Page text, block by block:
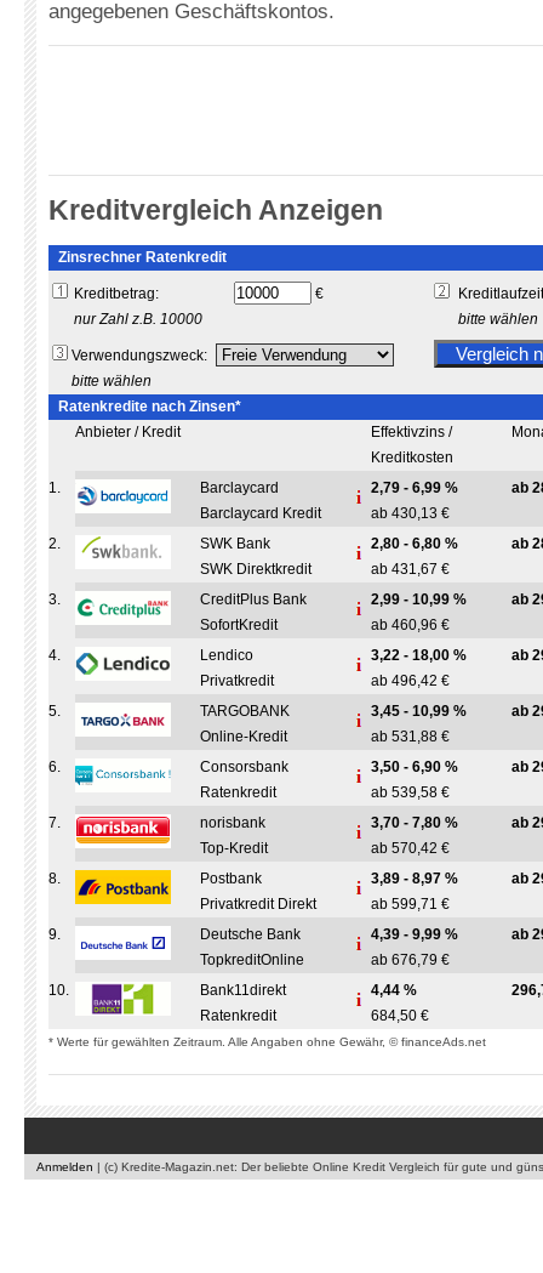
angegebenen Geschäftskontos.
Kreditvergleich Anzeigen
Zinsrechner Ratenkredit
Kreditbetrag:
nur Zahl z.B. 10000
€
bitte wählen
Verwendungszweck:
bitte wählen
Ratenkredite nach Zinsen*
Anbieter / Kredit
Effektivzins /
Kreditkosten
1.
Barclaycard
Barclaycard Kredit
2,79 - 6,99 %
ab 430,13 €
ab
2.
SWK Bank
SWK Direktkredit
2,80 - 6,80 %
ab 431,67 €
ab
3.
CreditPlus Bank
SofortKredit
2,99 - 10,99 %
ab 460,96 €
ab
4.
Lendico
Privatkredit
3,22 - 18,00 %
ab 496,42 €
ab
5.
TARGOBANK
Online-Kredit
3,45 - 10,99 %
ab 531,88 €
ab
6.
Consorsbank
Ratenkredit
3,50 - 6,90 %
ab 539,58 €
ab
7.
norisbank
Top-Kredit
3,70 - 7,80 %
ab 570,42 €
ab
8.
Postbank
Privatkredit Direkt
3,89 - 8,97 %
ab 599,71 €
ab
9.
Deutsche Bank
TopkreditOnline
4,39 - 9,99 %
ab 676,79 €
ab
10.
Bank11direkt
Ratenkredit
4,44 %
684,50 €
* Werte für gewählten Zeitraum. Alle Angaben ohne Gewähr, © financeAds.net
Anmelden | (c) Kredite-Magazin.net: Der beliebte Online Kredit Vergleich für gute und